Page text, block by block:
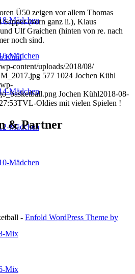
Mädchen
Mädchen
Mädchen
Mädchen
Mädchen
Mix
Mix
Ü50 zeigen vor allem Thomas
(vorn ganz li.), Klaus
Ulf Graichen (hinten von re. nach
noch sind.
Kühl
content/uploads/2018/08/
577 1024 Jochen Kühl
Jochen Kühl2018-08-
TVL-Oldies mit vielen Spielen !
& Partner
- Enfold WordPress Theme by